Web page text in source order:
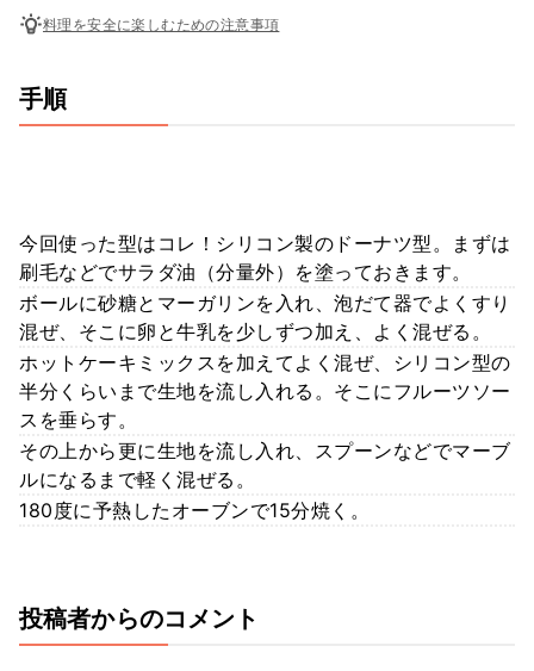
料理を安全に楽しむための注意事項
手順
今回使った型はコレ！シリコン製のドーナツ型。まずは
刷毛などでサラダ油（分量外）を塗っておきます。
ボールに砂糖とマーガリンを入れ、泡だて器でよくすり
混ぜ、そこに卵と牛乳を少しずつ加え、よく混ぜる。
ホットケーキミックスを加えてよく混ぜ、シリコン型の
半分くらいまで生地を流し入れる。そこにフルーツソー
スを垂らす。
その上から更に生地を流し入れ、スプーンなどでマーブ
ルになるまで軽く混ぜる。
180度に予熱したオーブンで15分焼く。
投稿者からのコメント